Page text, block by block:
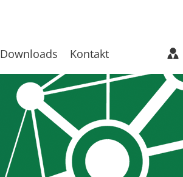
Downloads Kontakt